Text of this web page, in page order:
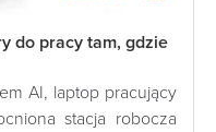
do pracy tam, gdzie
AI, laptop pracujący
stacja robocza